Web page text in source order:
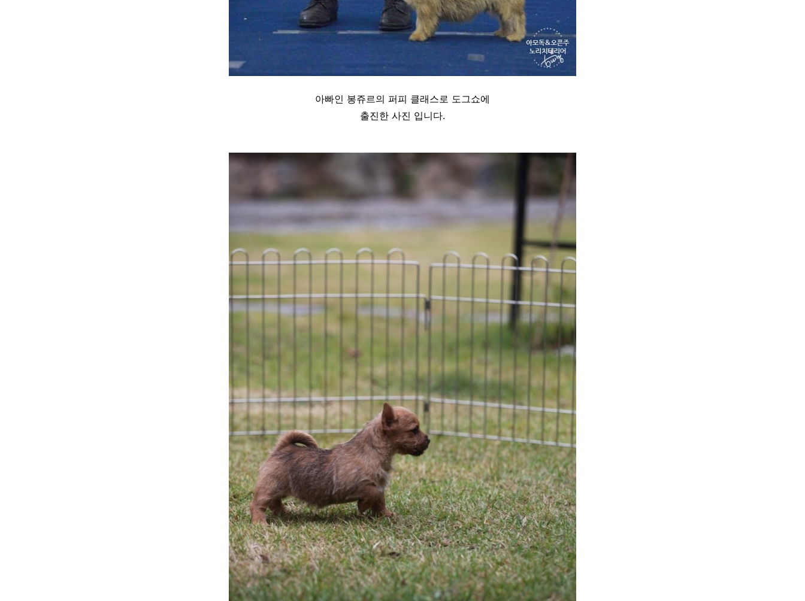
아빠인 봉쥬르의 퍼피 클래스로 도그쇼에
출진한 사진 입니다.